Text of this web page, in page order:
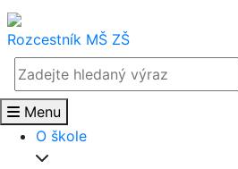
Rozcestník MŠ ZŠ
Menu
O škole